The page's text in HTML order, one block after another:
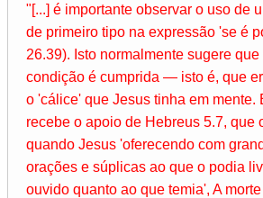
"[...] é importante observar o uso de
de primeiro tipo na expressão 'se é
26.39). Isto normalmente sugere
condição é cumprida — isto é, que
o 'cálice' que Jesus tinha em mente.
recebe o apoio de Hebreus 5.7, que
quando Jesus 'oferecendo com
orações e súplicas ao que o podia
ouvido quanto ao que temia', A